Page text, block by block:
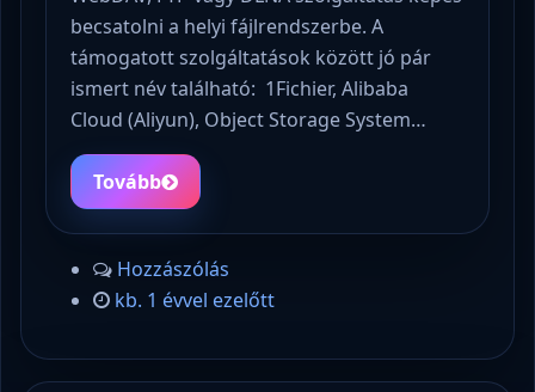
becsatolni a helyi fájlrendszerbe. A
támogatott szolgáltatások között jó pár
ismert név található: 1Fichier, Alibaba
Cloud (Aliyun), Object Storage System…
Tovább
Hozzászólás
kb. 1 évvel ezelőtt